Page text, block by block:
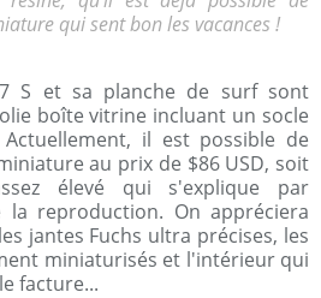
qui sent bon les vacances !
S et sa planche de surf sont
boîte vitrine incluant un socle
il est possible de
au prix de $86 USD, soit
élevé qui s'explique par
la reproduction. On appréciera
jantes Fuchs ultra précises, les
miniaturisés et l'intérieur qui
facture...